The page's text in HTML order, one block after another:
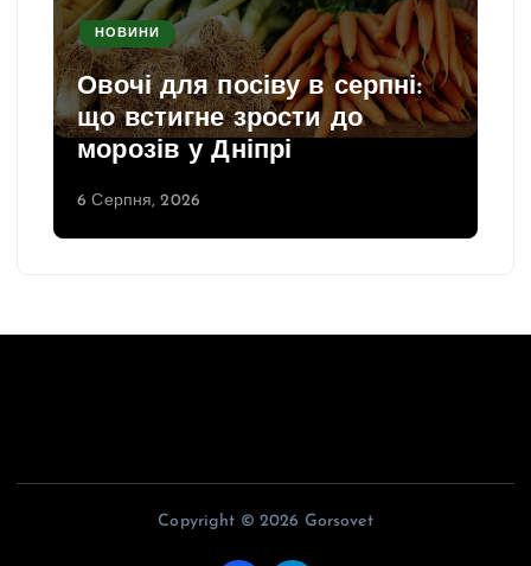
НОВИНИ
Овочі для посіву в серпні:
що встигне зрости до
морозів у Дніпрі
6 Серпня, 2026
Copyright © 2026 Gorsovet